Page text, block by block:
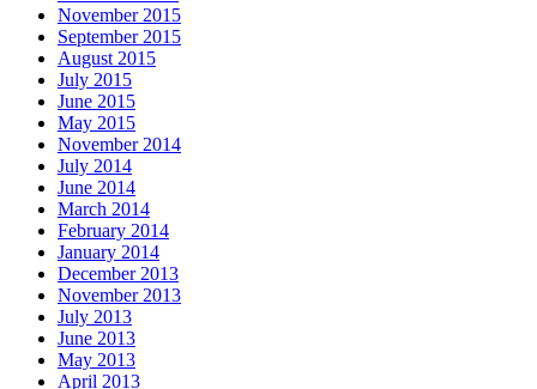
November 2015
September 2015
August 2015
July 2015
June 2015
May 2015
November 2014
July 2014
June 2014
March 2014
February 2014
January 2014
December 2013
November 2013
July 2013
June 2013
May 2013
April 2013